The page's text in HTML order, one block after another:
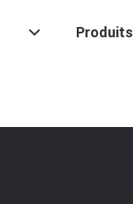
Produits